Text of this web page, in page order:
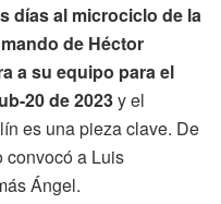
días al microciclo de la
de Héctor
a su equipo para el
20 de 2023y el
es una pieza clave. De
convocó a Luis
Ángel.